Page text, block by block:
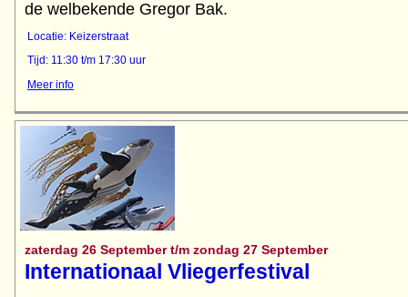
Locatie: Keizerstraat
Tijd: 11:30 t/m 17:30 uur
Meer info
zaterdag 26 September t/m zondag 27 September
Internationaal Vliegerfestival